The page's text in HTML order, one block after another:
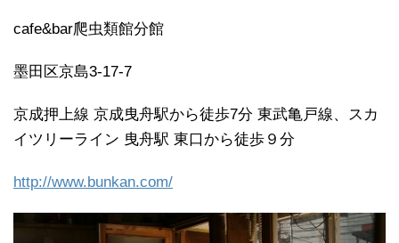
cafe&bar爬虫類館分館
墨田区京島3-17-7
京成押上線 京成曳舟駅から徒歩7分 東武亀戸線、スカ
イツリーライン 曳舟駅 東口から徒歩９分
http://www.bunkan.com/